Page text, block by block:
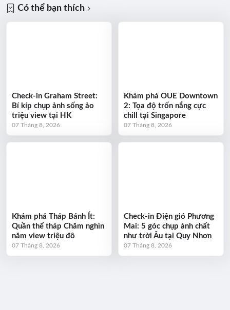
Có thể bạn thích
Check-in Graham Street:
Bí kíp chụp ảnh sống ảo
triệu view tại HK
07 Tháng 8, 2026
Khám phá OUE Downtown
2: Tọa độ trốn nắng cực
chill tại Singapore
07 Tháng 8, 2026
Khám phá Tháp Bánh Ít:
Quần thể tháp Chăm nghìn
năm view triệu đô
07 Tháng 8, 2026
Check-in Điện gió Phương
Mai: 5 góc chụp ảnh chất
như trời Âu tại Quy Nhơn
07 Tháng 8, 2026